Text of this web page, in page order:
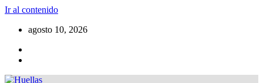
Ir al contenido
agosto 10, 2026